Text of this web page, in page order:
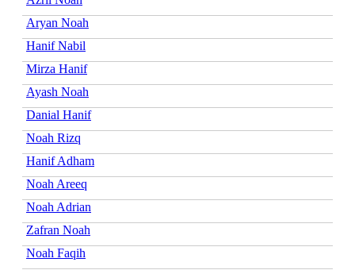
Aryan Noah
Hanif Nabil
Mirza Hanif
Ayash Noah
Danial Hanif
Noah Rizq
Hanif Adham
Noah Areeq
Noah Adrian
Zafran Noah
Noah Faqih